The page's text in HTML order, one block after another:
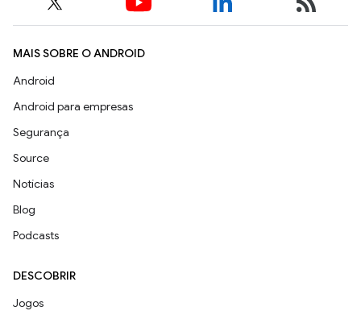
MAIS SOBRE O ANDROID
Android
Android para empresas
Segurança
Source
Notícias
Blog
Podcasts
DESCOBRIR
Jogos